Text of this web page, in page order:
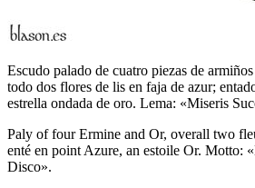
Escudo palado de cuatro piezas de
todo dos flores de lis en faja de azur;
estrella ondada de oro. Lema: «Miseris
Paly of four Ermine and Or, overall two
enté en point Azure, an estoile Or. Motto:
Disco».